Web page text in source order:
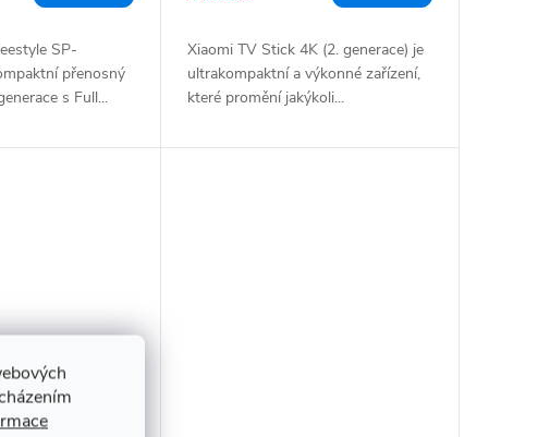
SP-
přenosný
s Full...
Xiaomi TV Stick 4K (2. generace) je
ultrakompaktní a výkonné zařízení,
které promění jakýkoli...